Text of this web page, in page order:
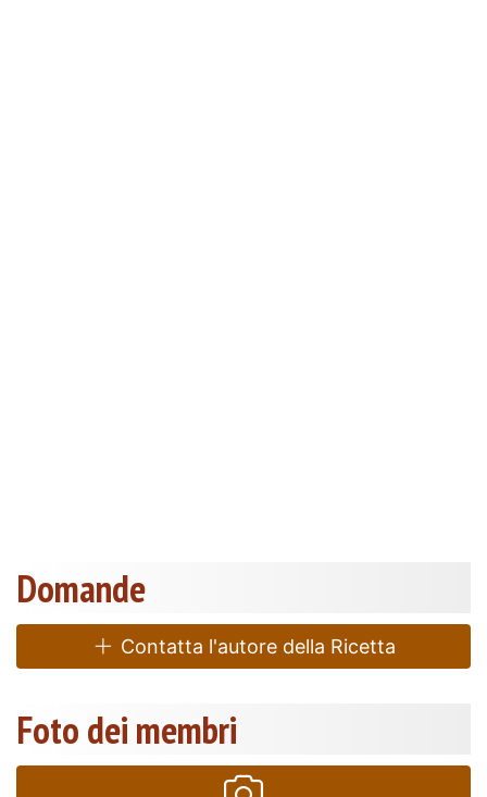
Domande
Contatta l'autore della Ricetta
Foto dei membri